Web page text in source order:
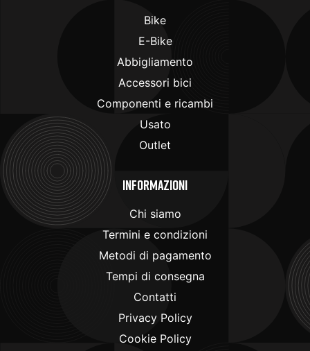
Bike
E-Bike
Abbigliamento
Accessori bici
Componenti e ricambi
Usato
Outlet
Informazioni
Chi siamo
Termini e condizioni
Metodi di pagamento
Tempi di consegna
Contatti
Privacy Policy
Cookie Policy